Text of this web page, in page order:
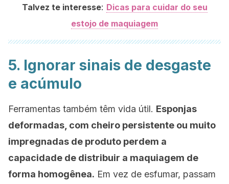
Talvez te interesse: Dicas para cuidar do seu
estojo de maquiagem
5. Ignorar sinais de desgaste
e acúmulo
Ferramentas também têm vida útil. Esponjas
deformadas, com cheiro persistente ou muito
impregnadas de produto perdem a
capacidade de distribuir a maquiagem de
forma homogênea. Em vez de esfumar, passam